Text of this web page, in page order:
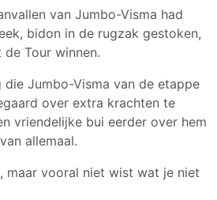
van Jumbo-Visma had
bidon in de rugzak gestoken,
Tour winnen.
Jumbo-Visma van de etappe
over extra krachten te
vriendelijke bui eerder over hem
allemaal.
maar vooral niet wist wat je niet